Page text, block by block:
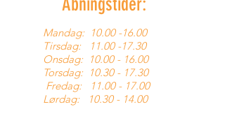
Mandag: 10.00 -16.00
Tirsdag:
11.00 -17.30
Onsdag: 10.00 - 16.00
Torsdag: 10.30 - 17.30
Fredag:
11.00 - 17.00
Lørdag:
10.30 - 14.00